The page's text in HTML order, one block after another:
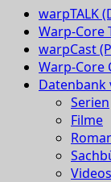
warpTALK
Warp-Core
warpCast
Warp-Core
Datenbank
Serien
Filme